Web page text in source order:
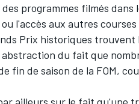
programmes filmés dans
l'accès aux autres courses
Prix historiques trouvent
du fait que
fin de saison de la FOM,